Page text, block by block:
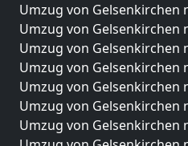
Umzug von Gelsenkirchen
Umzug von Gelsenkirchen
Umzug von Gelsenkirchen
Umzug von Gelsenkirchen
Umzug von Gelsenkirchen
Umzug von Gelsenkirchen
Umzug von Gelsenkirchen